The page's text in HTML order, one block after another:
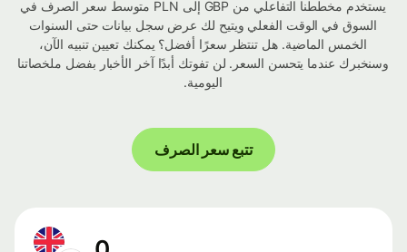
يستخدم مخططنا التفاعلي من GBP إلى PLN متوسط ​​سعر الصرف في
السوق في الوقت الفعلي ويتيح لك عرض سجل بيانات حتى السنوات
الخمس الماضية. هل تنتظر سعرًا أفضل؟ يمكنك تعيين تنبيه الآن،
وسنخبرك عندما يتحسن السعر. لن تفوتك أبدًا آخر الأخبار بفضل ملخصاتنا
اليومية.
تتبع سعر الصرف